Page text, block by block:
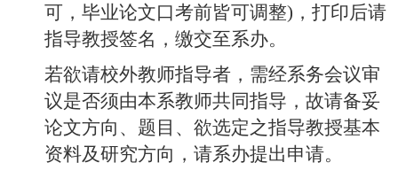
可，毕业论文口考前皆可调整)，打印后请
指导教授签名，缴交至系办。
若欲请校外教师指导者，需经系务会议审
议是否须由本系教师共同指导，故请备妥
论文方向、题目、欲选定之指导教授基本
资料及研究方向，请系办提出申请。